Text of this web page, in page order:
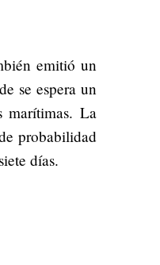
emitió un
se espera un
marítimas. La
probabilidad
días.